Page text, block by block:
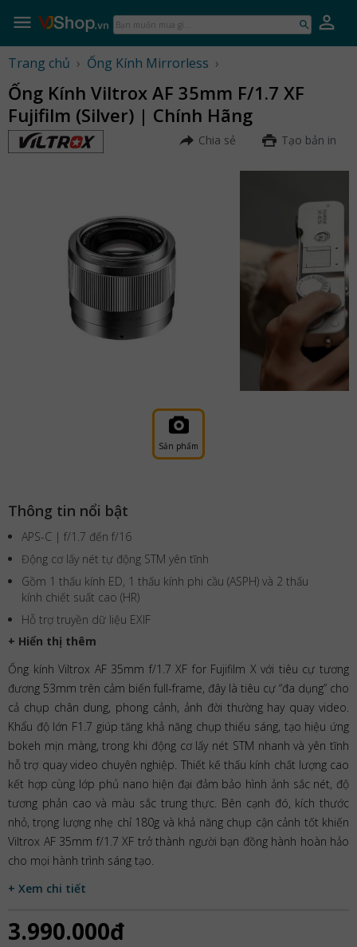
Bạn
muốn
gì...
Trang chủ › Ống Kính Mirrorless ›
Ống Kính Viltrox AF 35mm F/1.7 XF
Fujifilm (Silver) | Chính Hãng
Chia sẻ Tạo bản in
Sản phẩm
Thông tin nổi bật
APS-C | f/1.7 đến f/16
Động cơ lấy nét tự động STM yên tĩnh
Gồm 1 thấu kính ED, 1 thấu kính phi cầu (ASPH) và 2 thấu
kính chiết suất cao (HR)
Hỗ trợ truyền dữ liệu EXIF
+ Hiển thị thêm
Ống kính Viltrox AF 35mm f/1.7 XF for Fujifilm X với tiêu cự tương
đương 53mm trên cảm biến full-frame, đây là tiêu cự “đa dụng” cho
cả chụp chân dung, phong cảnh, ảnh đời thường hay quay video.
Khẩu độ lớn F1.7 giúp tăng khả năng chụp thiếu sáng, tạo hiệu ứng
bokeh mịn màng, trong khi động cơ lấy nét STM nhanh và yên tĩnh
hỗ trợ quay video chuyên nghiệp. Thiết kế thấu kính chất lượng cao
kết hợp cùng lớp phủ nano hiện đại đảm bảo hình ảnh sắc nét, độ
tương phản cao và màu sắc trung thực. Bên cạnh đó, kích thước
nhỏ, trọng lượng nhẹ chỉ 180g và khả năng chụp cận cảnh tốt khiến
Viltrox AF 35mm f/1.7 XF trở thành người bạn đồng hành hoàn hảo
cho mọi hành trình sáng tạo.
+ Xem chi tiết
3.990.000đ